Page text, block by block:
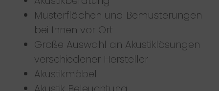
Musterflächen und Bemusterungen
bei Ihnen vor Ort
Große Auswahl an Akustiklösungen
verschiedener Hersteller
Akustikmöbel